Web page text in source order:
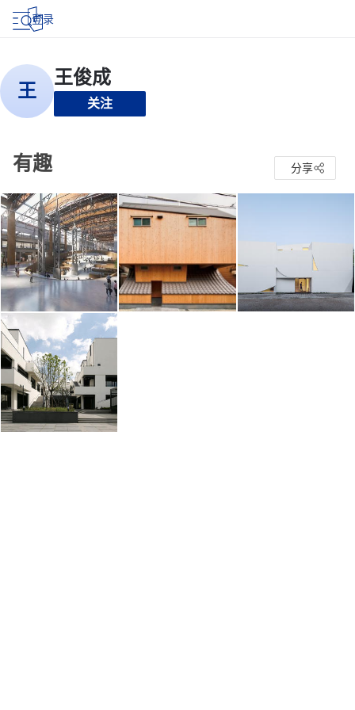
登录
关注
有趣 分享